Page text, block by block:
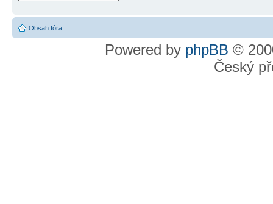
Obsah fóra
Powered by phpBB ©
Český